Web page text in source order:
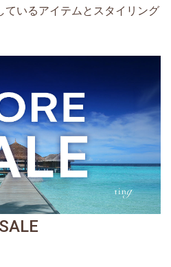
ているアイテムとスタイリング